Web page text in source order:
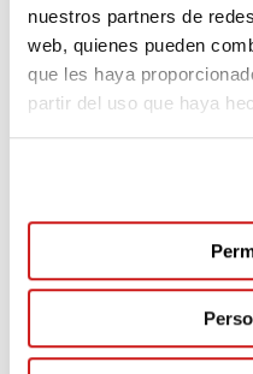
nuestros partners de
web, quienes pueden
que les haya
partir del uso que haya
MARIBEL